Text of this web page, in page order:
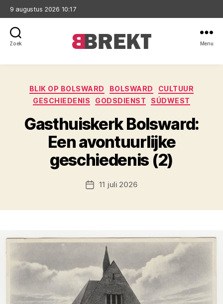
9 augustus 2026 10:17
Zoek Menu
Categorieën
BLIK OP BOLSWARD BOLSWARD
CULTUUR
GESCHIEDENIS
GODSDIENST SÚDWEST
Gasthuiskerk Bolsward:
Een avontuurlijke
geschiedenis (2)
Berichtdatum
11 juli 2026